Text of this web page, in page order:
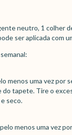
neutro, 1 colher
ser aplicada com
menos uma vez por
tapete. Tire o
seco.
menos uma vez